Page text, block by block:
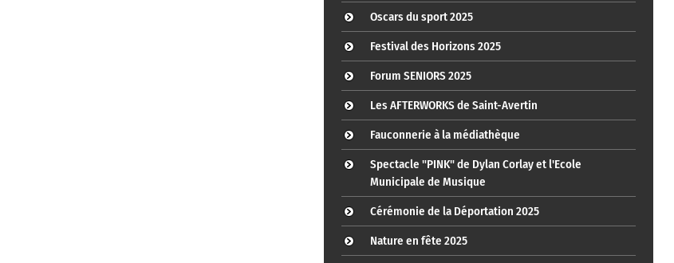
Oscars du sport 2025
Festival des Horizons 2025
Forum SENIORS 2025
Les AFTERWORKS de Saint-Avertin
Fauconnerie à la médiathèque
Spectacle "PINK" de Dylan Corlay et l'Ecole
Municipale de Musique
Cérémonie de la Déportation 2025
Nature en fête 2025